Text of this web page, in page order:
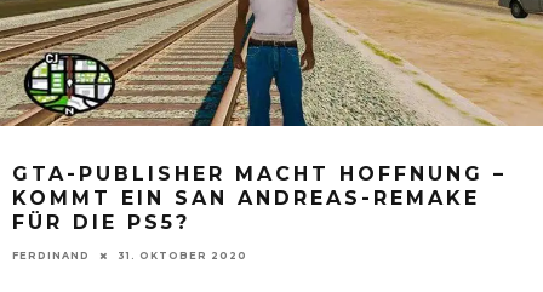
GTA-PUBLISHER MACHT HOFFNUNG –
KOMMT EIN SAN ANDREAS-REMAKE
FÜR DIE PS5?
FERDINAND 31. OKTOBER 2020